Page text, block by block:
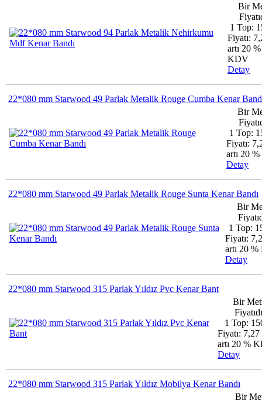
Bir
1 Top:
Fiyatı:
artı 20 %
KDV
Detay
22*080 mm Starwood 49 Parlak Metalik Rouge Cumba Kenar
Bir
1 Top:
Fiyatı:
artı 20
Detay
22*080 mm Starwood 49 Parlak Metalik Rouge Sunta Kenar Bandı
Bir
1 Top:
Fiyatı:
artı 20
Detay
22*080 mm Starwood 315 Parlak Yıldız Pvc Kenar Bant
Bir
1 Top:
Fiyatı:
artı 20 %
Detay
22*080 mm Starwood 315 Parlak Yıldız Mobilya Kenar Bandı
Bir